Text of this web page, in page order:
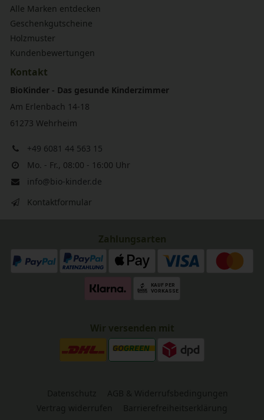
Alle Marken entdecken
Geschenkgutscheine
Holzmuster
Kundenbewertungen
Kontakt
BioKinder - Das gesunde Kinderzimmer
Am Erlenbach 14-18
61273 Wehrheim
+49 6081 44 563 15
Mo. - Fr., 08:00 - 16:00 Uhr
info@bio-kinder.de
Kontaktformular
Zahlungsarten
Wir versenden mit